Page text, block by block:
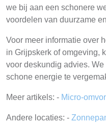
we bij aan een schonere
voordelen van duurzame
Voor meer informatie over
in Grijpskerk of omgeving,
voor deskundig advies.
schone energie te
Meer artikels: - Micro-
Andere locaties: -